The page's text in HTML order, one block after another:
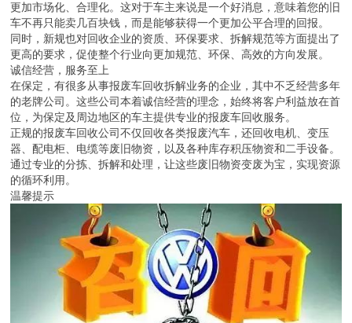
更加市场化、合理化。这对于车主来说是一个好消息，意味着您的旧
车不再只能卖几百块钱，而是能够获得一个更加公平合理的回报。
同时，新规也对回收企业的资质、环保要求、拆解规范等方面提出了
更高的要求，促使整个行业向更加规范、环保、高效的方向发展。
诚信经营，服务至上
在保定，有很多从事报废车回收拆解业务的企业，其中不乏经营多年
的老牌公司。这些公司本着诚信经营的理念，始终将客户利益放在首
位，为保定及周边地区的车主提供专业的报废车回收服务。
正规的报废车回收公司不仅回收各类报废汽车，还回收电机、变压
器、配电柜、电缆等废旧物资，以及各种库存积压物资和二手设备。
通过专业的分拣、拆解和处理，让这些废旧物资变废为宝，实现资源
的循环利用。
温馨提示